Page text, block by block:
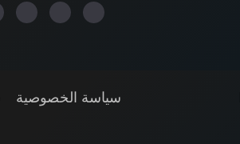
سياسة الخصوصية